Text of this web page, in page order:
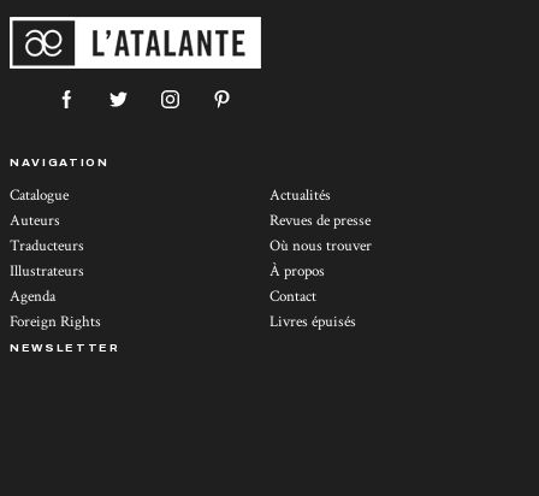
NAVIGATION
Catalogue
Auteurs
Traducteurs
Illustrateurs
Agenda
Foreign Rights
Actualités
Revues de presse
Où nous trouver
À propos
Contact
Livres épuisés
NEWSLETTER